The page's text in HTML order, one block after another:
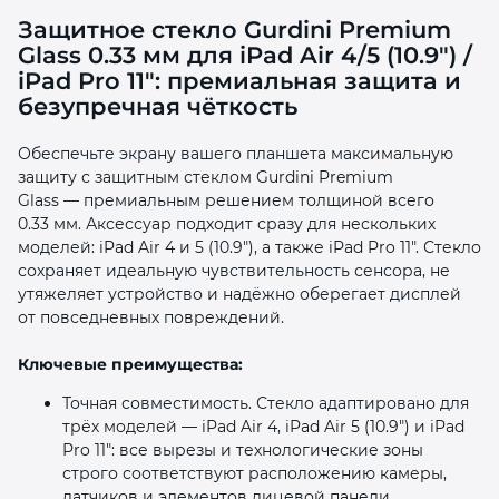
Защитное стекло Gurdini Premium
Glass 0.33 мм для iPad Air 4/5 (10.9″) /
iPad Pro 11″: премиальная защита и
безупречная чёткость
Обеспечьте экрану вашего планшета максимальную
защиту с защитным стеклом Gurdini Premium
Glass — премиальным решением толщиной всего
0.33 мм. Аксессуар подходит сразу для нескольких
моделей: iPad Air 4 и 5 (10.9″), а также iPad Pro 11″. Стекло
сохраняет идеальную чувствительность сенсора, не
утяжеляет устройство и надёжно оберегает дисплей
от повседневных повреждений.
Ключевые преимущества:
Точная совместимость. Стекло адаптировано для
трёх моделей — iPad Air 4, iPad Air 5 (10.9″) и iPad
Pro 11″: все вырезы и технологические зоны
строго соответствуют расположению камеры,
раз в 2 недели